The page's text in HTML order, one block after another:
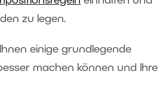
zu legen.
einige grundlegende
machen können und Ihre